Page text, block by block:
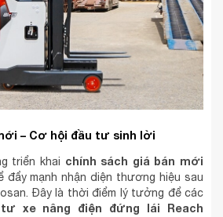
– Cơ hội đầu tư sinh lời
triển khai chính sách giá bán mới
đẩy mạnh nhận diện thương hiệu sau
Đây là thời điểm lý tưởng để các
xe nâng điện đứng lái Reach